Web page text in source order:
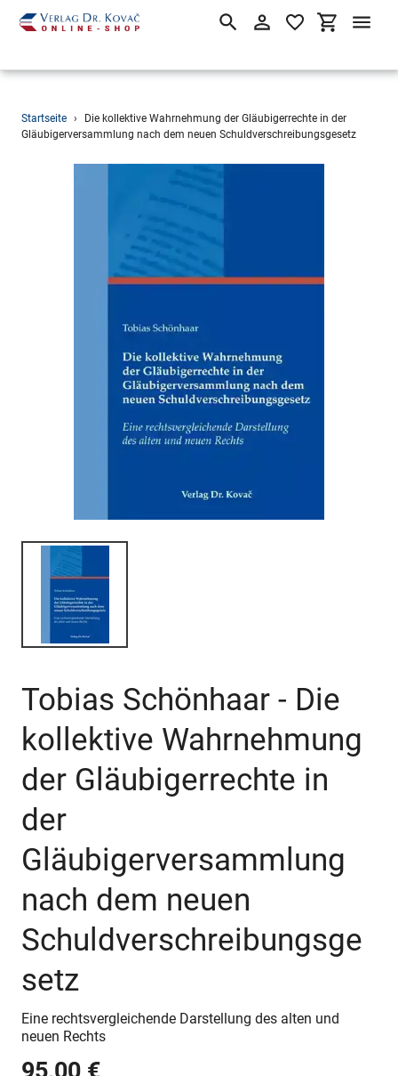
Direkt
zum
SuchenEinloggen
Startseite ›
Die kollektive Wahrnehmung der Gläubigerrechte in der
Gläubigerversammlung nach dem neuen Schuldverschreibungsgesetz
Tobias Schönhaar - Die
kollektive Wahrnehmung
der Gläubigerrechte in
der
Gläubigerversammlung
nach dem neuen
Schuldverschreibungsge
setz
Eine rechtsvergleichende Darstellung des alten und
neuen Rechts
95,00 €